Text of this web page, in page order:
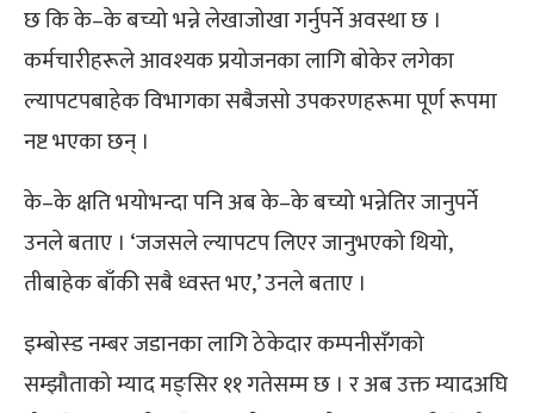
छ कि के–के बच्यो भन्ने लेखाजोखा गर्नुपर्ने अवस्था छ ।
कर्मचारीहरूले आवश्यक प्रयोजनका लागि बोकेर लगेका
ल्यापटपबाहेक विभागका सबैजसो उपकरणहरूमा पूर्ण रूपमा
नष्ट भएका छन् ।
के–के क्षति भयोभन्दा पनि अब के–के बच्यो भन्नेतिर जानुपर्ने
उनले बताए । ‘जजसले ल्यापटप लिएर जानुभएको थियो,
तीबाहेक बाँकी सबै ध्वस्त भए,’ उनले बताए ।
इम्बोस्ड नम्बर जडानका लागि ठेकेदार कम्पनीसँगको
सम्झौताको म्याद मङ्सिर ११ गतेसम्म छ । र अब उक्त म्यादअघि